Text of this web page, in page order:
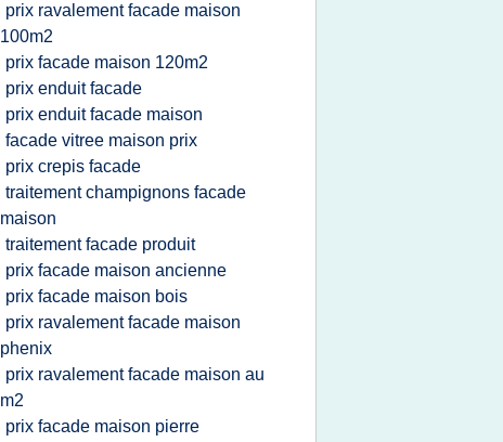
prix ravalement facade maison
100m2
prix facade maison 120m2
prix enduit facade
prix enduit facade maison
facade vitree maison prix
prix crepis facade
traitement champignons facade
maison
traitement facade produit
prix facade maison ancienne
prix facade maison bois
prix ravalement facade maison
phenix
prix ravalement facade maison au
m2
prix facade maison pierre